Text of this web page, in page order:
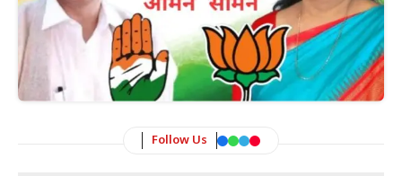
Follow Us